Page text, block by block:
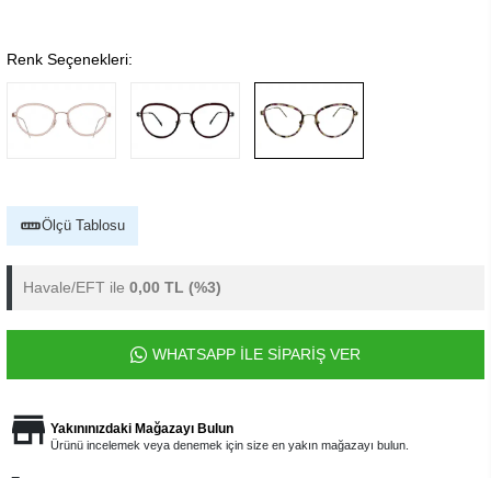
Renk Seçenekleri:
Ölçü Tablosu
Havale/EFT ile 0,00 TL (%3)
WHATSAPP İLE SİPARİŞ VER
Yakınınızdaki Mağazayı Bulun
Ürünü incelemek veya denemek için size en yakın mağazayı bulun.